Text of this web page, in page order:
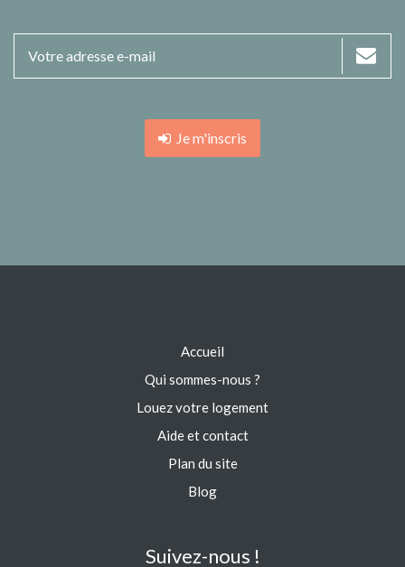
Je m'inscris
Accueil
Qui sommes-nous ?
Louez votre logement
Aide et contact
Plan du site
Blog
Suivez-nous !